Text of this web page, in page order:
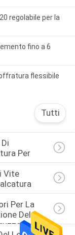
regolabile per la
fino a 6
flessibile
Tutti
Per
Vite
Per La
Del